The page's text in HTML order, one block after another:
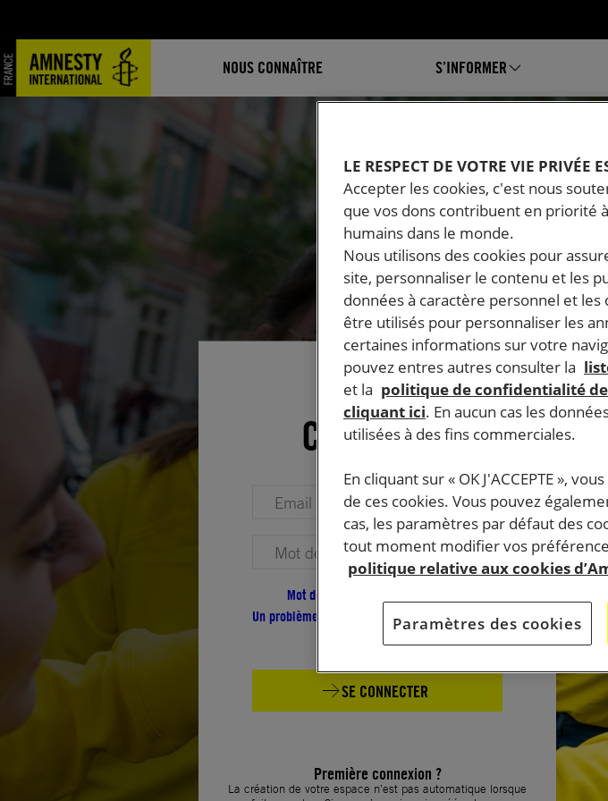
NOUS CONNAÎTRE S’INFORMER
Mon espace
Connexion
Votre adresse email (obligatoire)
Votre mot de passe (obligatoire)
Mot de passe oublié ?
Un problème de connexion ?
SE CONNECTER
Première connexion ?
La création de votre espace n’est pas automatique lorsque
LE RESPECT DE VOTRE VIE PRIVÉE
Accepter les cookies, c'est nous
que vos dons contribuent en priorité
humains dans le monde.
Nous utilisons des cookies pour
site, personnaliser le contenu et les
données à caractère personnel et
être utilisés pour personnaliser les
certaines informations sur votre
pouvez entres autres consulter la
et la politique de confidentialité
cliquant ici. En aucun cas les
utilisées à des fins commerciales.
En cliquant sur « OK J'ACCEPTE »,
de ces cookies. Vous pouvez
cas, les paramètres par défaut des
tout moment modifier vos
politique relative aux cookies
Paramètres des cookies